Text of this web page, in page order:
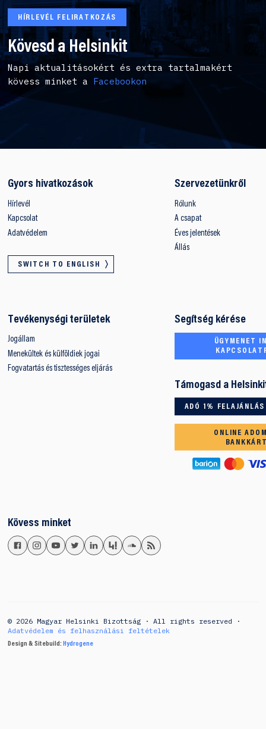
HÍRLEVÉL FELIRATKOZÁS
Kövesd a Helsinkit
Napi aktualitásokért és extra tartalmakért
kövess minket a Facebookon
Gyors hivatkozások
Hírlevél
Kapcsolat
Adatvédelem
SWITCH TO ENGLISH
Szervezetünkről
Rólunk
A csapat
Éves jelentések
Állás
Tevékenységi területek
Jogállam
Menekültek és külföldiek jogai
Fogvatartás és tisztességes eljárás
Segítség kérése
ÜGYMENET
Támogasd a
ADÓ 1% FELAJÁNLÁS
ONLINE
Kövess minket
© 2026 Magyar Helsinki Bizottság · All rights reserved ·
Adatvédelem és felhasználási feltételek
Design & Sitebuild: Hydrogene